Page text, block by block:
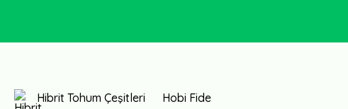
Hibrit Tohum Çeşitleri Hobi Fide